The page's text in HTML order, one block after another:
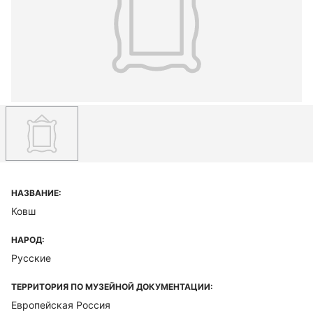
НАЗВАНИЕ:
Ковш
НАРОД:
Русские
ТЕРРИТОРИЯ ПО МУЗЕЙНОЙ ДОКУМЕНТАЦИИ:
Европейская Россия